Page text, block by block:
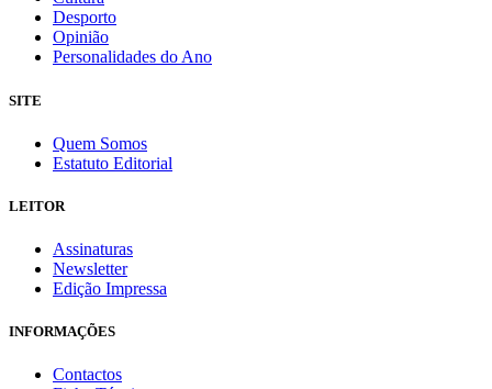
Desporto
Opinião
Personalidades do Ano
SITE
Quem Somos
Estatuto Editorial
LEITOR
Assinaturas
Newsletter
Edição Impressa
INFORMAÇÕES
Contactos